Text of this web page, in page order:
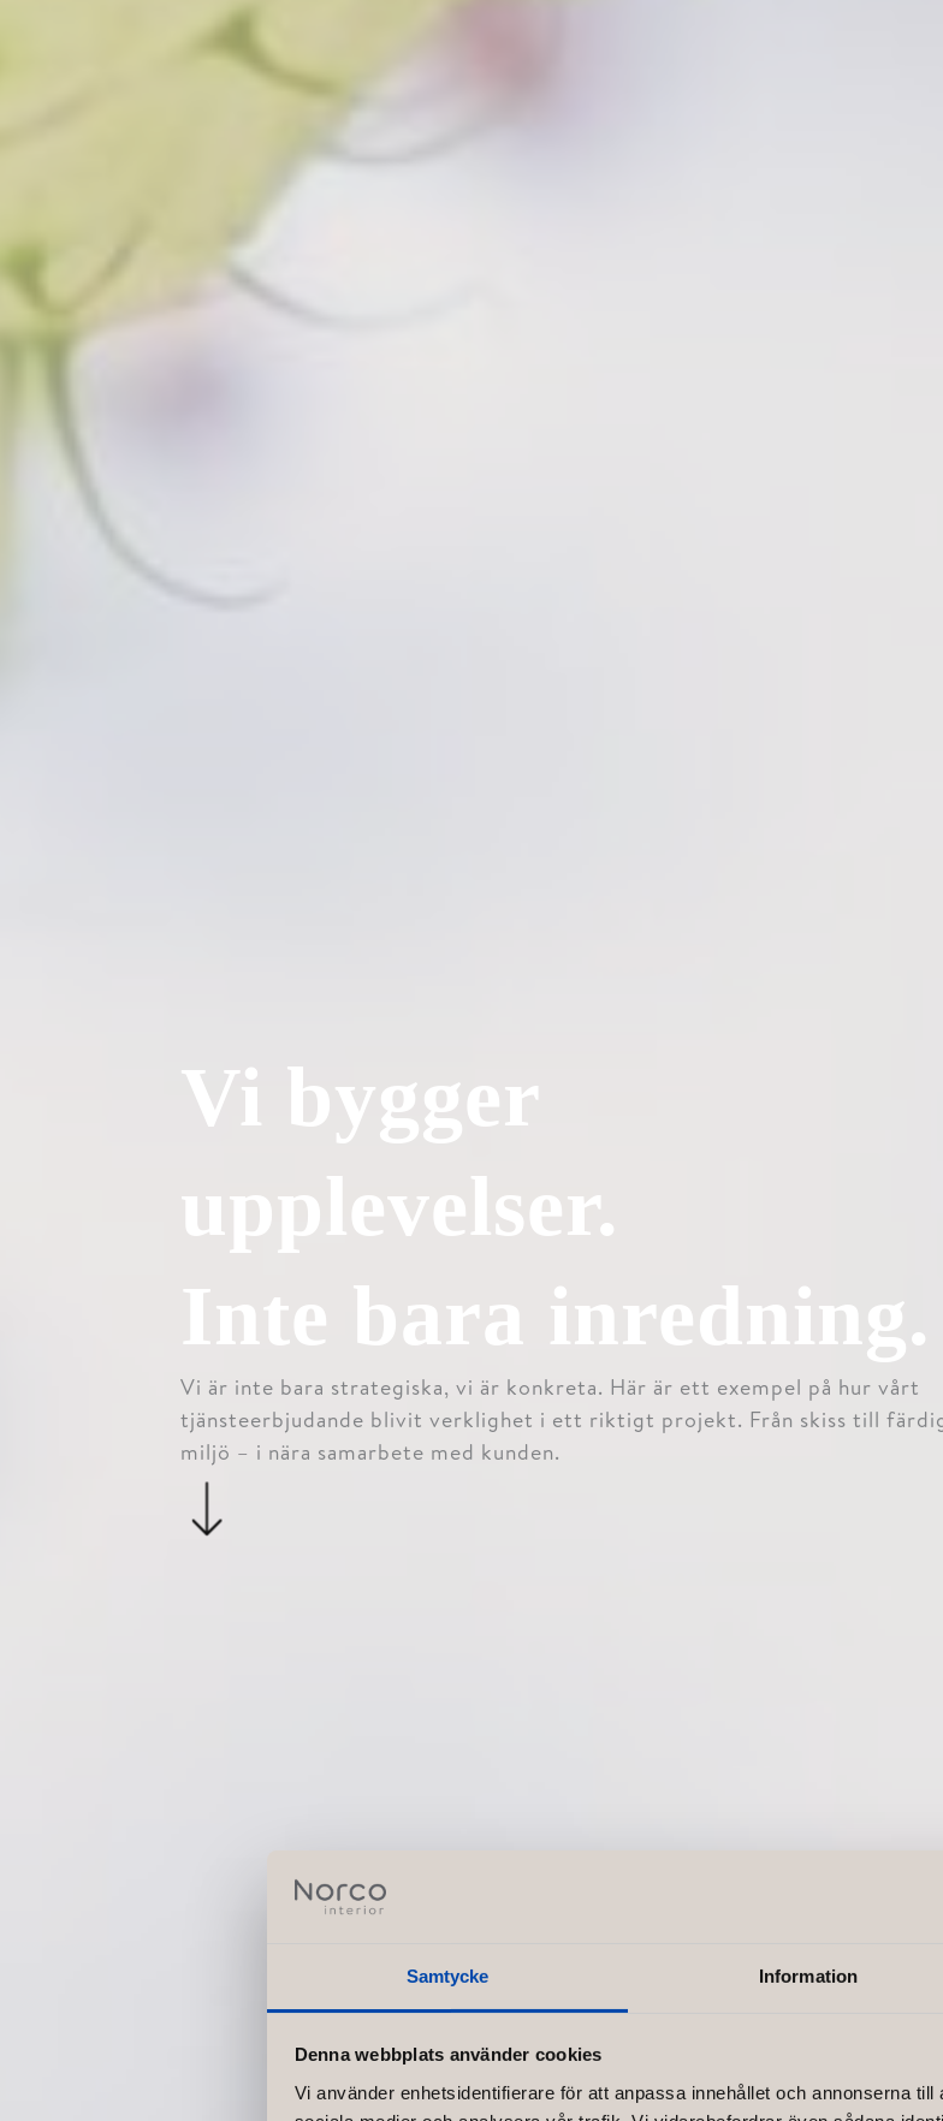
Samtycke Information
Denna webbplats använder cookies
Vi använder enhetsidentifierare för att anpassa innehållet och annonserna
Vi bygger
upplevelser.
Inte bara inredning.
Vi är inte bara strategiska, vi är konkreta. Här är ett exempel på hur vårt
tjänsteerbjudande blivit verklighet i ett riktigt projekt. Från skiss till
miljö – i nära samarbete med kunden.